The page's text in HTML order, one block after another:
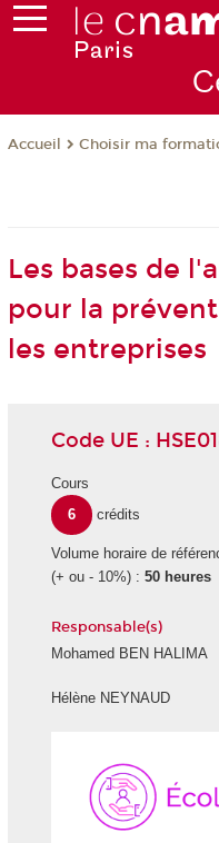
Accueil Choisir ma
Les bases de
pour la
les entreprises
Code UE :
Cours
6
crédits
Volume horaire de
(+ ou - 10%) : 50 heures
Responsable(s)
Mohamed BEN HALIMA
Hélène NEYNAUD